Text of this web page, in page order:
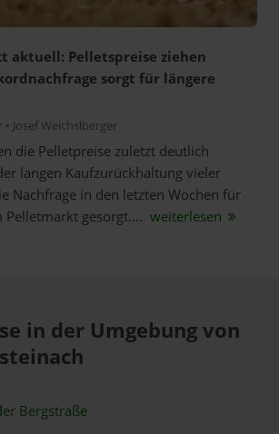
aktuell: Pelletspreise ziehen
sorgt für längere
• Josef Weichslberger
die Pelletpreise zuletzt deutlich
langen Kaufzurückhaltung vieler
Nachfrage in den letzten Wochen für
Pelletmarkt gesorgt.... weiterlesen
in der Umgebung von
Bergstraße